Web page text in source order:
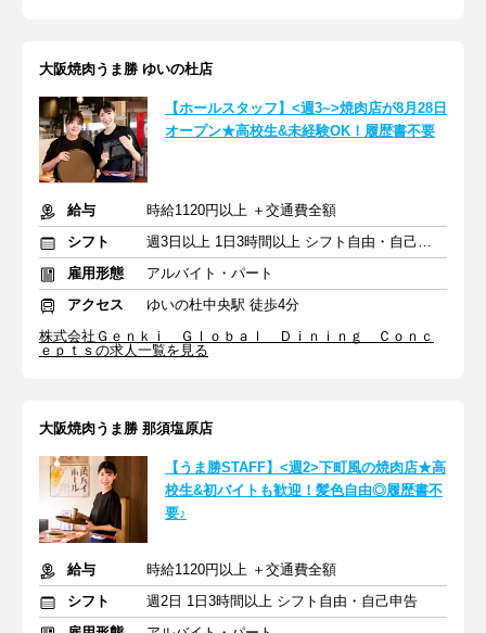
大阪焼肉うま勝 ゆいの杜店
【ホールスタッフ】<週3~>焼肉店が8月28日
オープン★高校生&未経験OK！履歴書不要
給与
時給1120円以上 ＋交通費全額
シフト
週3日以上 1日3時間以上 シフト自由・自己申告
雇用形態
アルバイト・パート
アクセス
ゆいの杜中央駅 徒歩4分
株式会社Ｇｅｎｋｉ Ｇｌｏｂａｌ Ｄｉｎｉｎｇ Ｃｏｎｃ
ｅｐｔｓの求人一覧を見る
大阪焼肉うま勝 那須塩原店
【うま勝STAFF】<週2>下町風の焼肉店★高
校生&初バイトも歓迎！髪色自由◎履歴書不
要♪
給与
時給1120円以上 ＋交通費全額
シフト
週2日 1日3時間以上 シフト自由・自己申告